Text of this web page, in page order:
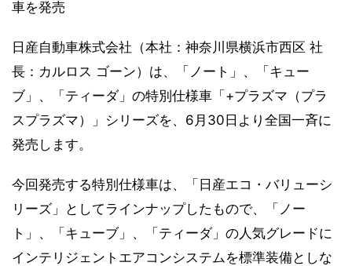
車を発売
日産自動車株式会社（本社：神奈川県横浜市西区 社
長：カルロス ゴーン）は、「ノート」、「キュー
ブ」、「ティーダ」の特別仕様車「+プラズマ（プラ
スプラズマ）」シリーズを、6月30日より全国一斉に
発売します。
今回発売する特別仕様車は、「日産エコ・バリューシ
リーズ」としてラインナップしたもので、「ノー
ト」、「キューブ」、「ティーダ」の人気グレードに
インテリジェントエアコンシステムを標準装備としな